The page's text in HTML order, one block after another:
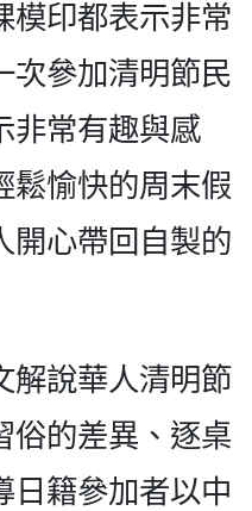
模印都表示非常
次參加清明節民
非常有趣與感
鬆愉快的周末假
開心帶回自製的
解說華人清明節
俗的差異、逐桌
日籍參加者以中